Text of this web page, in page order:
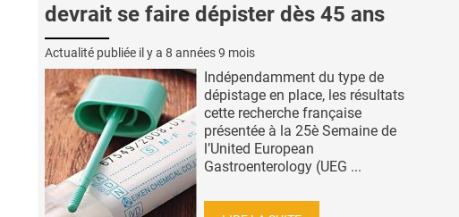
devrait se faire dépister dès 45 ans
Actualité publiée il y a 8 années 9 mois
Indépendamment du type de
dépistage en place, les résultats
cette recherche française
présentée à la 25è Semaine de
l’United European
Gastroenterology (UEG ...